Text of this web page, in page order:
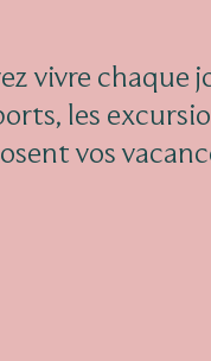
vivre chaque
les
vos